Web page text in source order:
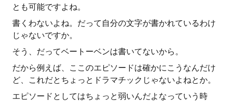
とも可能ですよね。
書くわないよね。だって自分の文字が書かれているわけ
じゃないですか。
そう、だってベートーベンは書いてないから。
だから例えば、ここのエピソードは確かにこうなんだけ
ど、これだとちょっとドラマチックじゃないよねとか。
エピソードとしてはちょっと弱いんだよなっていう時